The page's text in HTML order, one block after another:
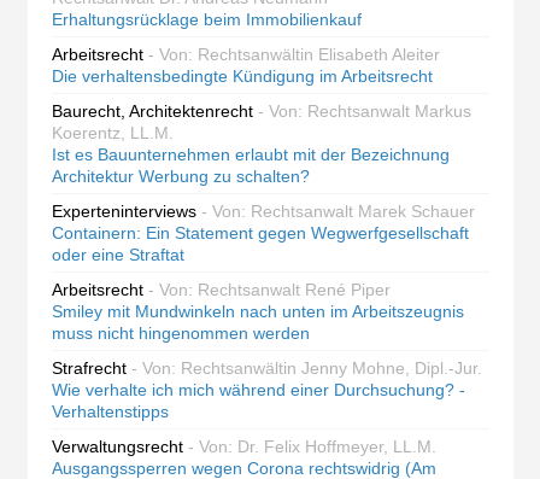
Erhaltungsrücklage beim Immobilienkauf
Arbeitsrecht - Von: Rechtsanwältin Elisabeth Aleiter
Die verhaltensbedingte Kündigung im Arbeitsrecht
Baurecht, Architektenrecht - Von: Rechtsanwalt Markus
Koerentz, LL.M.
Ist es Bauunternehmen erlaubt mit der Bezeichnung
Architektur Werbung zu schalten?
Experteninterviews - Von: Rechtsanwalt Marek Schauer
Containern: Ein Statement gegen Wegwerfgesellschaft
oder eine Straftat
Arbeitsrecht - Von: Rechtsanwalt René Piper
Smiley mit Mundwinkeln nach unten im Arbeitszeugnis
muss nicht hingenommen werden
Strafrecht - Von: Rechtsanwältin Jenny Mohne, Dipl.-Jur.
Wie verhalte ich mich während einer Durchsuchung? -
Verhaltenstipps
Verwaltungsrecht - Von: Dr. Felix Hoffmeyer, LL.M.
Ausgangssperren wegen Corona rechtswidrig (Am